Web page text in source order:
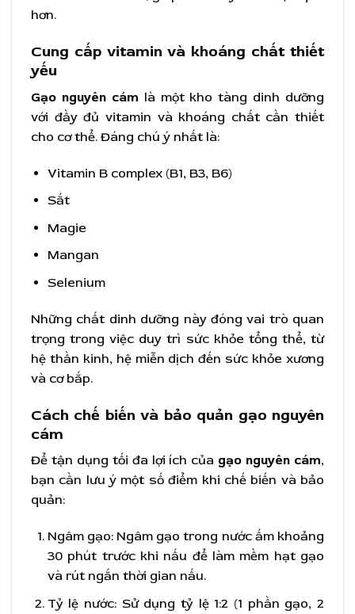
hơn.
Cung cấp vitamin và khoáng chất thiết
yếu
Gạo nguyên cám là một kho tàng dinh dưỡng
với đầy đủ vitamin và khoáng chất cần thiết
cho cơ thể. Đáng chú ý nhất là:
Vitamin B complex (B1, B3, B6)
Sắt
Magie
Mangan
Selenium
Những chất dinh dưỡng này đóng vai trò quan
trọng trong việc duy trì sức khỏe tổng thể, từ
hệ thần kinh, hệ miễn dịch đến sức khỏe xương
và cơ bắp.
Cách chế biến và bảo quản gạo nguyên
cám
Để tận dụng tối đa lợi ích của gạo nguyên cám,
bạn cần lưu ý một số điểm khi chế biến và bảo
quản:
Ngâm gạo: Ngâm gạo trong nước ấm khoảng
30 phút trước khi nấu để làm mềm hạt gạo
và rút ngắn thời gian nấu.
Tỷ lệ nước: Sử dụng tỷ lệ 1:2 (1 phần gạo, 2